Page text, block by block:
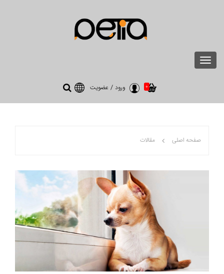
Toggle
navigation
0 ورود / عضویت
صفحه اصلی مقالات